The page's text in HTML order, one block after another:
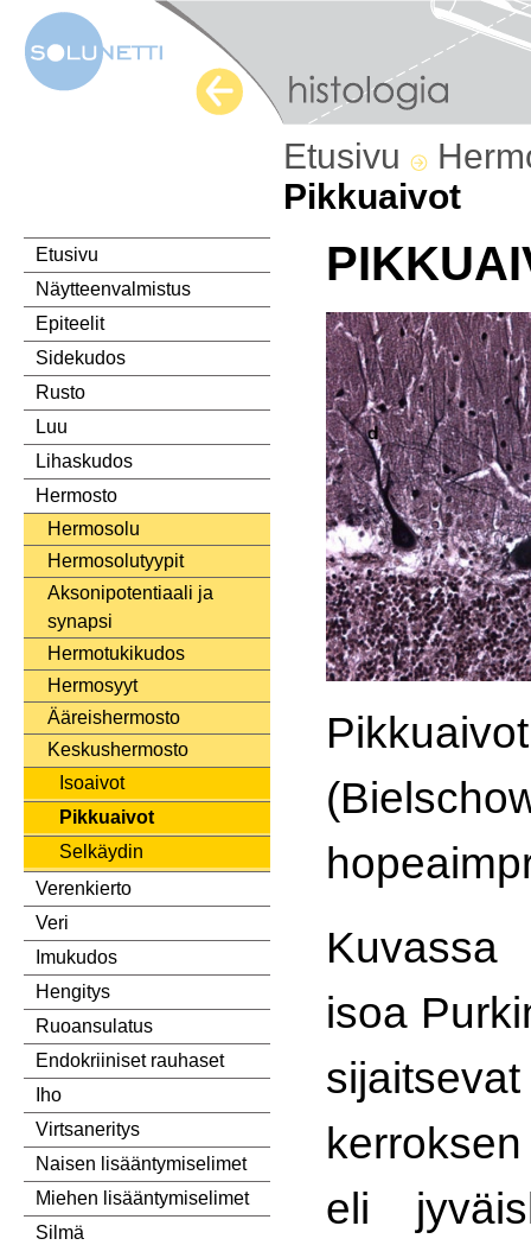
Etusivu
Pikkuaivot
Etusivu
Näytteenvalmistus
Epiteelit
Sidekudos
Rusto
Luu
Lihaskudos
Hermosto
Hermosolu
Hermosolutyypit
Aksonipotentiaali ja
synapsi
Hermotukikudos
Hermosyyt
Ääreishermosto
Keskushermosto
Isoaivot
Pikkuaivot
Selkäydin
Verenkierto
Veri
Imukudos
Hengitys
Ruoansulatus
Endokriiniset rauhaset
Iho
Virtsaneritys
Naisen lisääntymiselimet
Miehen lisääntymiselimet
Silmä
Pikkuaivot
Kuvassa
isoa
eli